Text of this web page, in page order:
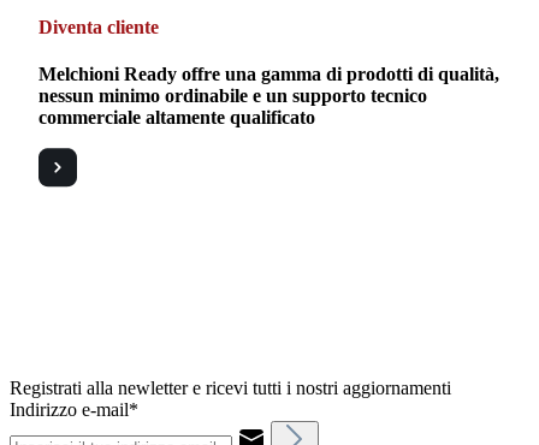
Diventa cliente
Melchioni Ready offre una gamma di prodotti di qualità,
nessun minimo ordinabile e un supporto tecnico
commerciale altamente qualificato
Registrati alla newletter e ricevi tutti i nostri aggiornamenti
Indirizzo e-mail*